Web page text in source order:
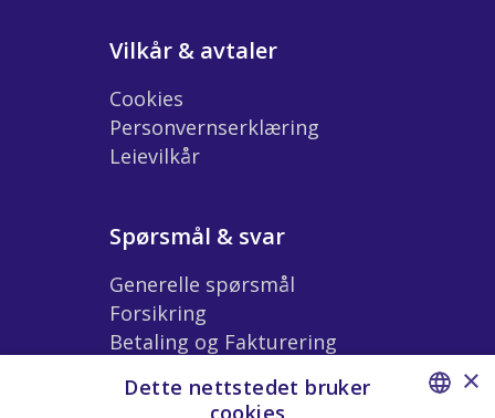
Vilkår & avtaler
Cookies
Personvernserklæring
Leievilkår
Spørsmål & svar
Generelle spørsmål
Forsikring
Betaling og Fakturering
Leiebetingelser
×
Dette nettstedet bruker
cookies